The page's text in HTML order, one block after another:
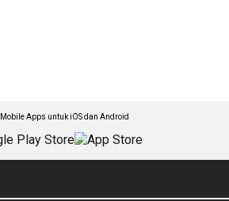
Apps untuk iOS dan Android